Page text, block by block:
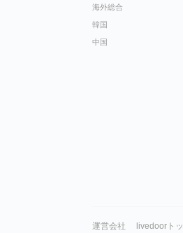
海外総合
韓国
中国
運営会社 livedoorト